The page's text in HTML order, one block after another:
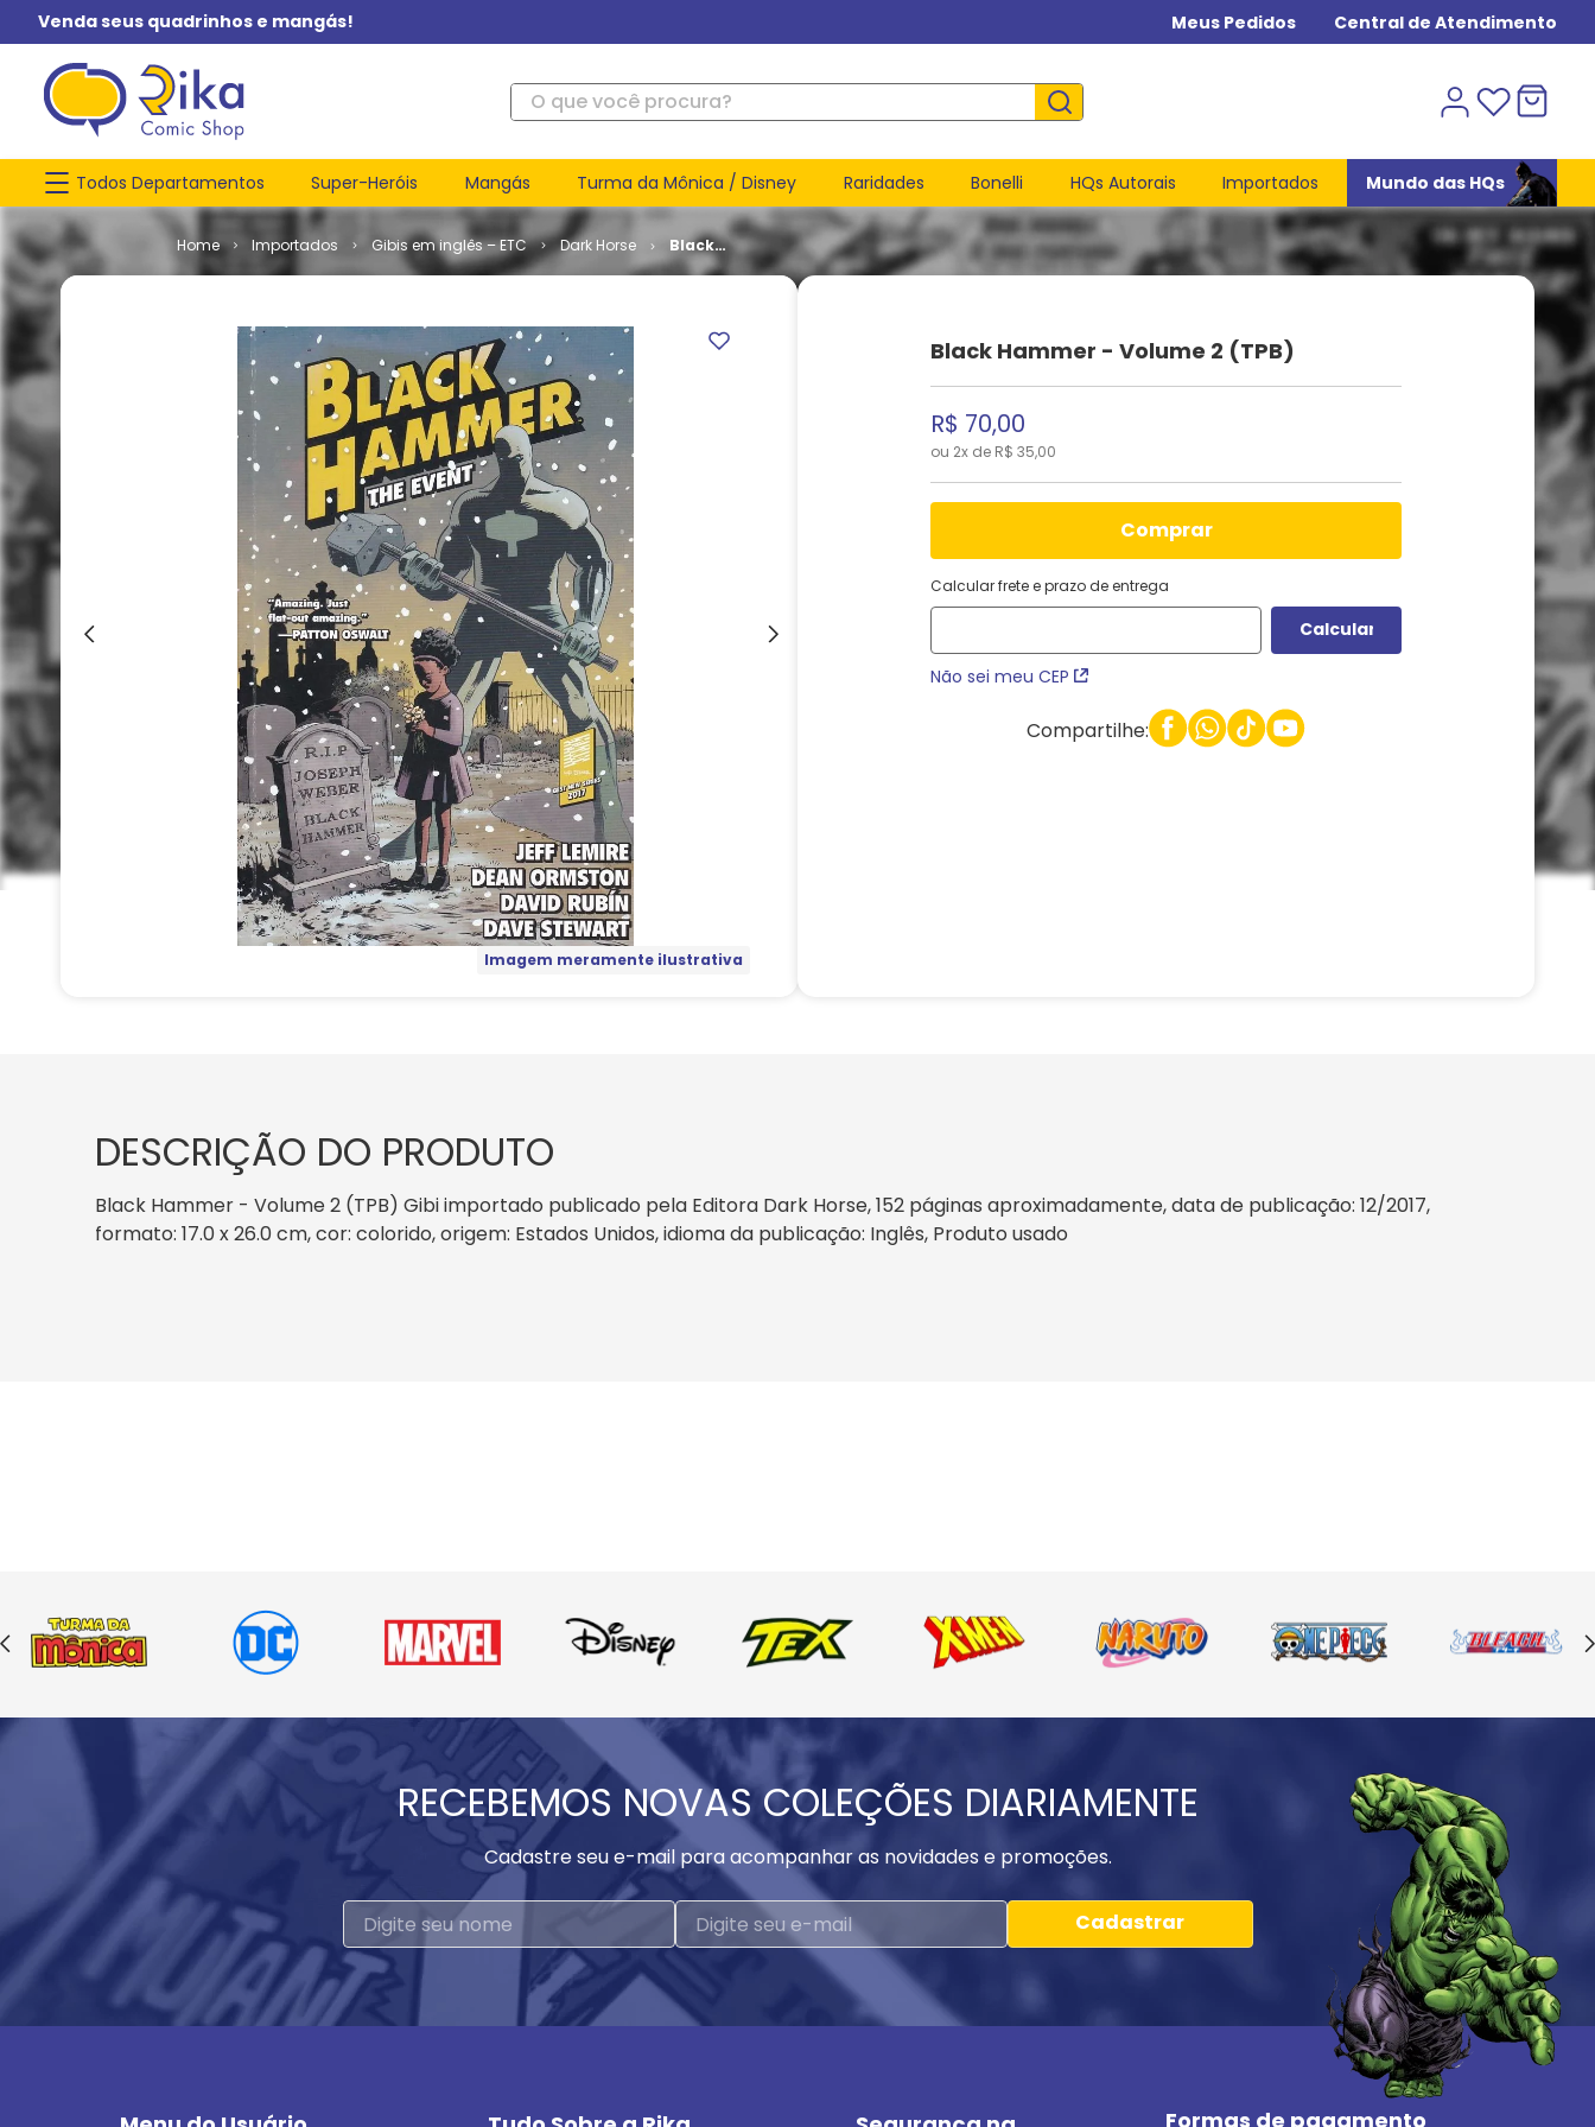
Venda seus quadrinhos e mangás! Meus Pedidos Central de Atendimento
O que você procura?
Todos Departamentos Super-Heróis Mangás Turma da Mônica / Disney Raridades Bonelli HQs Autorais Importados Mundo das HQs
Importados Gibis em inglês – ETC Dark Horse
Black
Hammer -
Imagem meramente ilustrativa
Black Hammer - Volume 2 (TPB)
R$ 70,00
ou 2x de R$ 35,00
comprar
Calcular frete e prazo de entrega
Não sei meu CEP
Compartilhe:
DESCRIÇÃO DO PRODUTO
Black Hammer - Volume 2 (TPB) Gibi importado publicado pela Editora Dark Horse, 152 páginas aproximadamente, data de publicação: 12/2017,
formato: 17.0 x 26.0 cm, cor: colorido, origem: Estados Unidos, idioma da publicação: Inglês, Produto usado
RECEBEMOS NOVAS COLEÇÕES DIARIAMENTE
Cadastre seu e-mail para acompanhar as novidades e promoções.
Cadastrar
Formas de pagamento